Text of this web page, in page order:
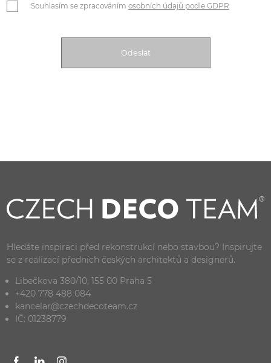
Souhlasím se zpracováním osobních údajů podle GDPR
Hledáte inspiraci před rekonstrukcí nebo stavbou? Inspirujte
se z realizací předních českých architektů a designerů.
Libečkova 380/10, 155 00 Praha 5
+420 778 488 084
kancelar@czechdecoteam.cz
IČ: 01238779